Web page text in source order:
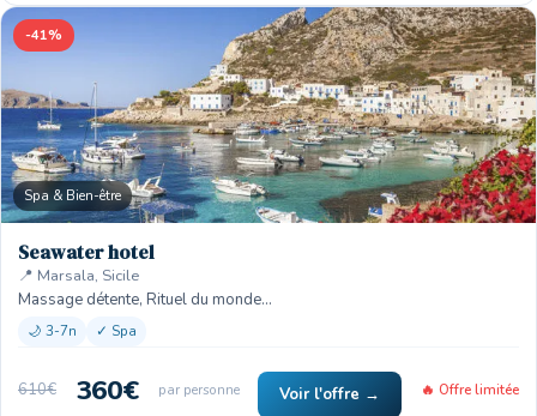
-41%
Spa & Bien-être
Seawater hotel
📍 Marsala, Sicile
Massage détente, Rituel du monde…
🌙 3-7n ✓ Spa
610€ 360€ par personne Voir l'offre → 🔥 Offre limitée